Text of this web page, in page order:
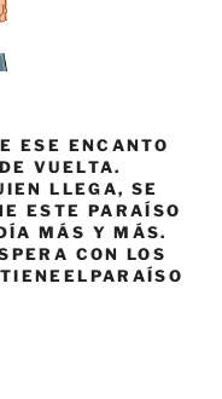
ESE ENCANTO
VUELTA.
LLEGA, SE
ESTE PARAÍSO
MÁS Y MÁS.
CON LOS